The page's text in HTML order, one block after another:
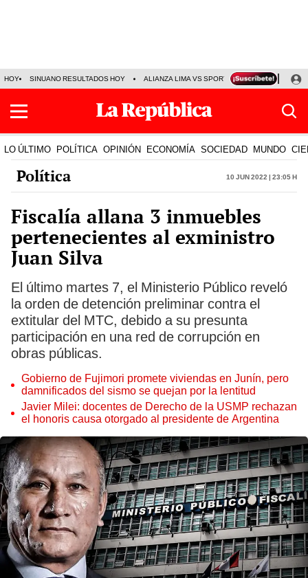
HOY SINUANO RESULTADOS HOY ALIANZA LIMA VS SPORT BOYS JORGE
LO ÚLTIMO POLÍTICA OPINIÓN ECONOMÍA SOCIEDAD MUNDO
Política 10 Jun 2022 | 23:05 h
Fiscalía allana 3 inmuebles
pertenecientes al exministro
Juan Silva
El último martes 7, el Ministerio Público reveló
la orden de detención preliminar contra el
extitular del MTC, debido a su presunta
participación en una red de corrupción en
obras públicas.
Gobierno de Fujimori promete viviendas en Junín, pero
damnificados del sismo se quejan por la lentitud
Javier Milei: docentes de Derecho de la USMP rechazan
el honoris causa otorgado al presidente de Argentina